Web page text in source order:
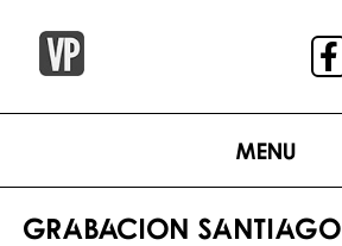
Menu
GRABACION SANTIAGO